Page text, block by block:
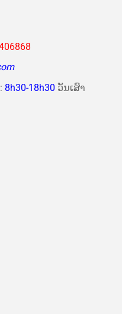
8h30-18h30 ວັນເສົາ